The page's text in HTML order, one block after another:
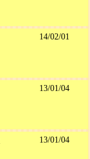
14/02/01
13/01/04
13/01/04